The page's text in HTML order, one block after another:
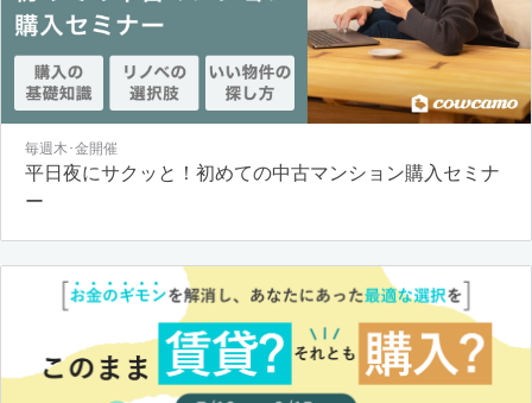
毎週木･金開催
平日夜にサクッと！初めての中古マンション購入セミナ
ー